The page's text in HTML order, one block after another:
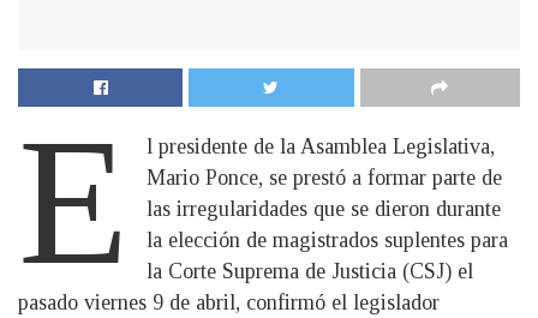
E
l presidente de la Asamblea Legislativa,
Mario Ponce, se prestó a formar parte de
las irregularidades que se dieron durante
la elección de magistrados suplentes para
la Corte Suprema de Justicia (CSJ) el
pasado viernes 9 de abril, confirmó el legislador